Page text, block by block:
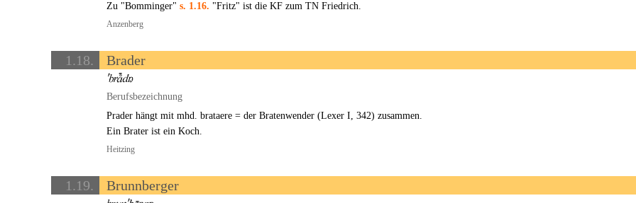
Zu "Bomminger" s. 1.16. "Fritz" ist die KF zum TN Friedrich.
Anzenberg
1.18. Brader
Berufsbezeichnung
Prader hängt mit mhd. brataere = der Bratenwender (Lexer I, 342) zusammen.
Ein Brater ist ein Koch.
Heitzing
1.19. Brunnberger